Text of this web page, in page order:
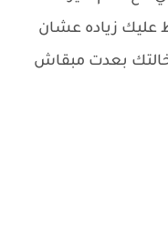
زياده عشان
بعدت مبقاش